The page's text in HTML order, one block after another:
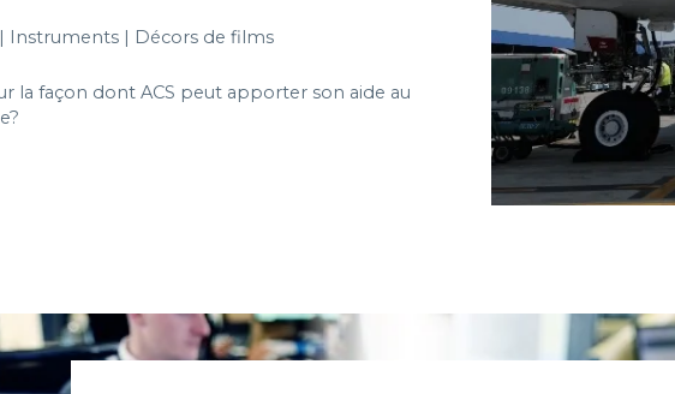
Instruments | Décors de films
la façon dont ACS peut apporter son aide au